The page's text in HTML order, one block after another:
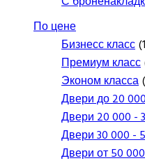
По цене
Бизнесс класс
Премиум класс
Эконом класса
Двери до 20
Двери 20 000 -
Двери 30 000 -
Двери от 50